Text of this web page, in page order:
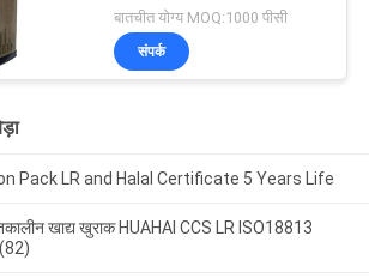
बातचीत योग्य MOQ:1000 पीसी
संपर्क
Pack LR and Halal Certificate 5 Years Life
खाद्य खुराक HUAHAI CCS LR ISO18813